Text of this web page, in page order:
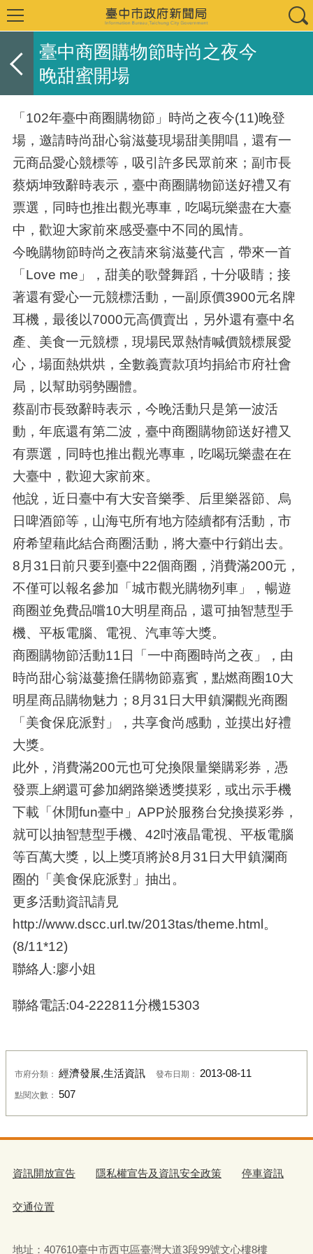
臺中商圈購物節時尚之夜今
晚甜蜜開場
「102年臺中商圈購物節」時尚之夜今(11)晚登
場，邀請時尚甜心翁滋蔓現場甜美開唱，還有一
元商品愛心競標等，吸引許多民眾前來；副市長
蔡炳坤致辭時表示，臺中商圈購物節送好禮又有
票選，同時也推出觀光專車，吃喝玩樂盡在大臺
中，歡迎大家前來感受臺中不同的風情。
今晚購物節時尚之夜請來翁滋蔓代言，帶來一首
「Love me」，甜美的歌聲舞蹈，十分吸睛；接
著還有愛心一元競標活動，一副原價3900元名牌
耳機，最後以7000元高價賣出，另外還有臺中名
產、美食一元競標，現場民眾熱情喊價競標展愛
心，場面熱烘烘，全數義賣款項均捐給市府社會
局，以幫助弱勢團體。
蔡副市長致辭時表示，今晚活動只是第一波活
動，年底還有第二波，臺中商圈購物節送好禮又
有票選，同時也推出觀光專車，吃喝玩樂盡在在
大臺中，歡迎大家前來。
他說，近日臺中有大安音樂季、后里樂器節、烏
日啤酒節等，山海屯所有地方陸續都有活動，市
府希望藉此結合商圈活動，將大臺中行銷出去。
8月31日前只要到臺中22個商圈，消費滿200元，
不僅可以報名參加「城市觀光購物列車」，暢遊
商圈並免費品嚐10大明星商品，還可抽智慧型手
機、平板電腦、電視、汽車等大獎。
商圈購物節活動11日「一中商圈時尚之夜」，由
時尚甜心翁滋蔓擔任購物節嘉賓，點燃商圈10大
明星商品購物魅力；8月31日大甲鎮瀾觀光商圈
「美食保庇派對」，共享食尚感動，並摸出好禮
大獎。
此外，消費滿200元也可兌換限量樂購彩券，憑
發票上網還可參加網路樂透獎摸彩，或出示手機
下載「休閒fun臺中」APP於服務台兌換摸彩券，
就可以抽智慧型手機、42吋液晶電視、平板電腦
等百萬大獎，以上獎項將於8月31日大甲鎮瀾商
圈的「美食保庇派對」抽出。
更多活動資訊請見
http://www.dscc.url.tw/2013tas/theme.html。
(8/11*12)
聯絡人:廖小姐
聯絡電話:04-222811分機15303
市府分類： 經濟發展,生活資訊 發布日期： 2013-08-11
點閱次數： 507
資訊開放宣告 隱私權宣告及資訊安全政策 停車資訊
交通位置
地址：407610臺中市西屯區臺灣大道3段99號文心樓8樓